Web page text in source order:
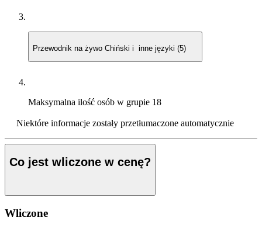
Przewodnik na żywo Chiński i inne języki (5)
Maksymalna ilość osób w grupie 18
Niektóre informacje zostały przetłumaczone automatycznie
Co jest wliczone w cenę?
Wliczone